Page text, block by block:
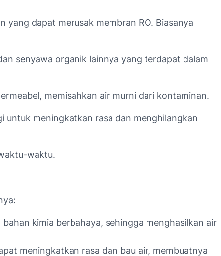
dapat merusak membran RO. Biasanya
senyawa organik lainnya yang terdapat dalam
memisahkan air murni dari kontaminan.
untuk meningkatkan rasa dan menghilangkan
waktu.
kimia berbahaya, sehingga menghasilkan air
meningkatkan rasa dan bau air, membuatnya